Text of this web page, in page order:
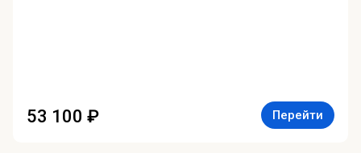
53 100 ₽ Перейти